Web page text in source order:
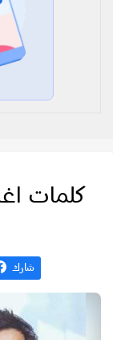
كلمات
شارك